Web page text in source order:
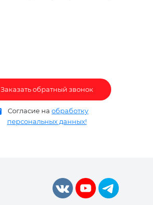
Заказать обратный звонок
Согласие наобработку
персональных данных!